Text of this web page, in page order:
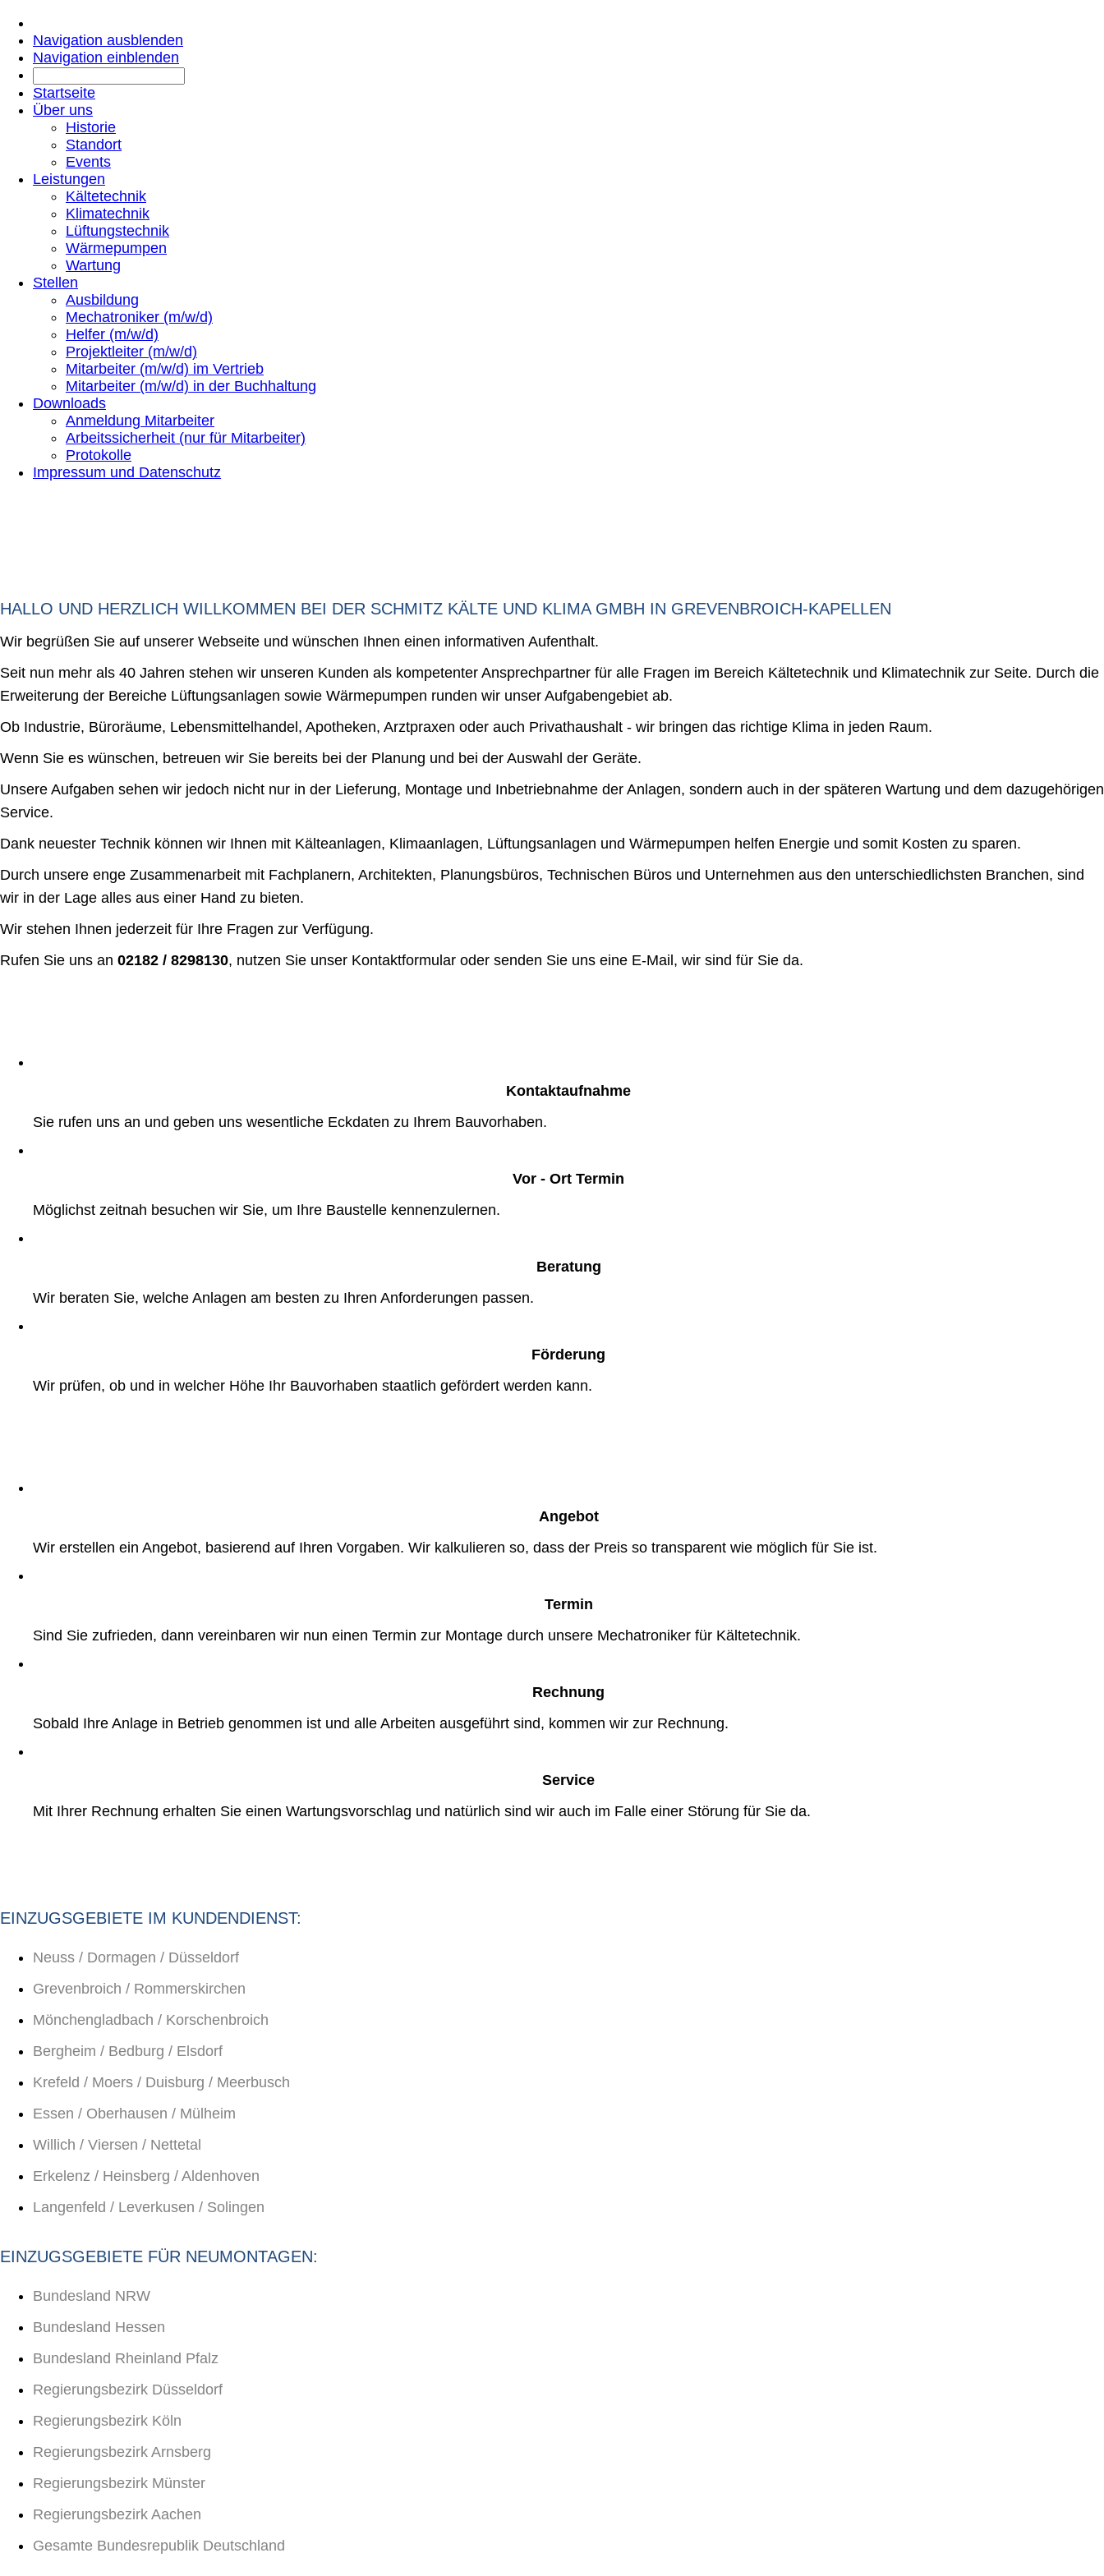
Navigation ausblenden
Navigation einblenden
Startseite
Über uns
Historie
Standort
Events
Leistungen
Kältetechnik
Klimatechnik
Lüftungstechnik
Wärmepumpen
Wartung
Stellen
Ausbildung
Mechatroniker (m/w/d)
Helfer (m/w/d)
Projektleiter (m/w/d)
Mitarbeiter (m/w/d) im Vertrieb
Mitarbeiter (m/w/d) in der Buchhaltung
Downloads
Anmeldung Mitarbeiter
Arbeitssicherheit (nur für Mitarbeiter)
Protokolle
Impressum und Datenschutz
HALLO UND HERZLICH WILLKOMMEN BEI DER SCHMITZ KÄLTE UND KLIMA GMBH IN GREVENBROICH-KAPELLEN
Wir begrüßen Sie auf unserer Webseite und wünschen Ihnen einen informativen Aufenthalt.
Seit nun mehr als 40 Jahren stehen wir unseren Kunden als kompetenter Ansprechpartner für alle Fragen im Bereich Kältetechnik und Klimatechnik zur Seite. Durch die
Erweiterung der Bereiche Lüftungsanlagen sowie Wärmepumpen runden wir unser Aufgabengebiet ab.
Ob Industrie, Büroräume, Lebensmittelhandel, Apotheken, Arztpraxen oder auch Privathaushalt - wir bringen das richtige Klima in jeden Raum.
Wenn Sie es wünschen, betreuen wir Sie bereits bei der Planung und bei der Auswahl der Geräte.
Unsere Aufgaben sehen wir jedoch nicht nur in der Lieferung, Montage und Inbetriebnahme der Anlagen, sondern auch in der späteren Wartung und dem dazugehörigen
Service.
Dank neuester Technik können wir Ihnen mit Kälteanlagen, Klimaanlagen, Lüftungsanlagen und Wärmepumpen helfen Energie und somit Kosten zu sparen.
Durch unsere enge Zusammenarbeit mit Fachplanern, Architekten, Planungsbüros, Technischen Büros und Unternehmen aus den unterschiedlichsten Branchen, sind
wir in der Lage alles aus einer Hand zu bieten.
Wir stehen Ihnen jederzeit für Ihre Fragen zur Verfügung.
Rufen Sie uns an 02182 / 8298130, nutzen Sie unser Kontaktformular oder senden Sie uns eine E-Mail, wir sind für Sie da.
Kontaktaufnahme
Sie rufen uns an und geben uns wesentliche Eckdaten zu Ihrem Bauvorhaben.
Vor - Ort Termin
Möglichst zeitnah besuchen wir Sie, um Ihre Baustelle kennenzulernen.
Beratung
Wir beraten Sie, welche Anlagen am besten zu Ihren Anforderungen passen.
Förderung
Wir prüfen, ob und in welcher Höhe Ihr Bauvorhaben staatlich gefördert werden kann.
Angebot
Wir erstellen ein Angebot, basierend auf Ihren Vorgaben. Wir kalkulieren so, dass der Preis so transparent wie möglich für Sie ist.
Termin
Sind Sie zufrieden, dann vereinbaren wir nun einen Termin zur Montage durch unsere Mechatroniker für Kältetechnik.
Rechnung
Sobald Ihre Anlage in Betrieb genommen ist und alle Arbeiten ausgeführt sind, kommen wir zur Rechnung.
Service
Mit Ihrer Rechnung erhalten Sie einen Wartungsvorschlag und natürlich sind wir auch im Falle einer Störung für Sie da.
EINZUGSGEBIETE IM KUNDENDIENST:
Neuss / Dormagen / Düsseldorf
Grevenbroich / Rommerskirchen
Mönchengladbach / Korschenbroich
Bergheim / Bedburg / Elsdorf
Krefeld / Moers / Duisburg / Meerbusch
Essen / Oberhausen / Mülheim
Willich / Viersen / Nettetal
Erkelenz / Heinsberg / Aldenhoven
Langenfeld / Leverkusen / Solingen
EINZUGSGEBIETE FÜR NEUMONTAGEN:
Bundesland NRW
Bundesland Hessen
Bundesland Rheinland Pfalz
Regierungsbezirk Düsseldorf
Regierungsbezirk Köln
Regierungsbezirk Arnsberg
Regierungsbezirk Münster
Regierungsbezirk Aachen
Gesamte Bundesrepublik Deutschland